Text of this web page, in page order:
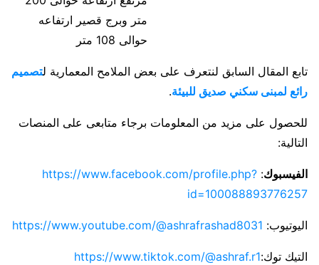
متر وبرج قصير ارتفاعه
حوالى 108 متر
تابع المقال السابق لنتعرف على بعض الملامح المعمارية لتصميم
رائع لمبنى سكني صديق للبيئة.
للحصول على مزيد من المعلومات برجاء متابعى على المنصات
التالية:
الفيسبوك:
https://www.facebook.com/profile.php?
id=100088893776257
اليوتيوب: https://www.youtube.com/@ashrafrashad8031
التيك توك:https://www.tiktok.com/@ashraf.r1